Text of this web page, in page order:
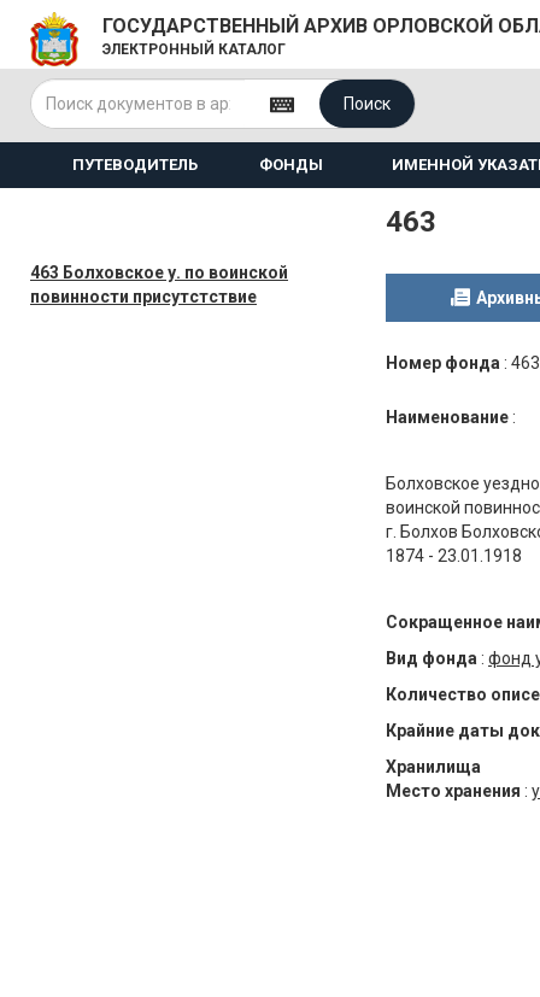
ГОСУДАРСТВЕННЫЙ АРХИВ ОРЛОВСКОЙ
ЭЛЕКТРОННЫЙ КАТАЛОГ
Поиск
ПУТЕВОДИТЕЛЬ ФОНДЫ ИМЕННОЙ
463 Болховское у. по воинской
повинности присутстствие
463
Номер фонда : 463
Наименование :
Болховское
воинской
г. Болхов
1874 - 23.01.1918
Сокращенное
Вид фонда : фонд
Количество
Крайние даты
Хранилища
Место хранения :